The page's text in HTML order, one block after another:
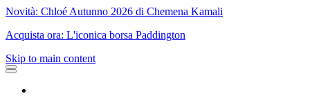
Novità: Chloé Autunno 2026 di Chemena Kamali
Acquista ora: L'iconica borsa Paddington
Skip to main content